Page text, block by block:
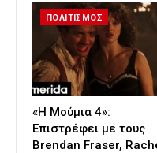
ΠΟΛΙΤΙΣΜΟΣ
«Η Μούμια 4»:
Επιστρέφει με τους
Brendan Fraser,